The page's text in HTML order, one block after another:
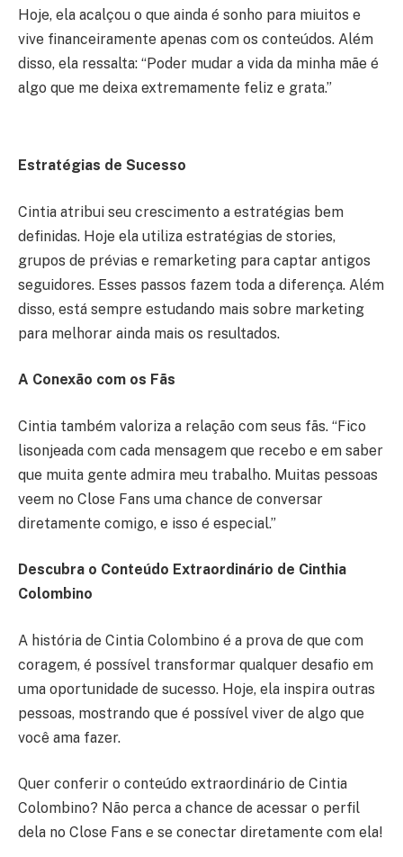
Hoje, ela acalçou o que ainda é sonho para miuitos e
vive financeiramente apenas com os conteúdos. Além
disso, ela ressalta: “Poder mudar a vida da minha mãe é
algo que me deixa extremamente feliz e grata.”
Estratégias de Sucesso
Cintia atribui seu crescimento a estratégias bem
definidas. Hoje ela utiliza estratégias de stories,
grupos de prévias e remarketing para captar antigos
seguidores. Esses passos fazem toda a diferença. Além
disso, está sempre estudando mais sobre marketing
para melhorar ainda mais os resultados.
A Conexão com os Fãs
Cintia também valoriza a relação com seus fãs. “Fico
lisonjeada com cada mensagem que recebo e em saber
que muita gente admira meu trabalho. Muitas pessoas
veem no Close Fans uma chance de conversar
diretamente comigo, e isso é especial.”
Descubra o Conteúdo Extraordinário de Cinthia
Colombino
A história de Cintia Colombino é a prova de que com
coragem, é possível transformar qualquer desafio em
uma oportunidade de sucesso. Hoje, ela inspira outras
pessoas, mostrando que é possível viver de algo que
você ama fazer.
Quer conferir o conteúdo extraordinário de Cintia
Colombino? Não perca a chance de acessar o perfil
dela no Close Fans e se conectar diretamente com ela!